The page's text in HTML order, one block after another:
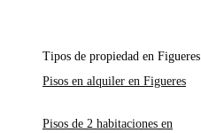
Tipos de propiedad en Figueres
Pisos en alquiler en Figueres
Pisos de 2 habitaciones en